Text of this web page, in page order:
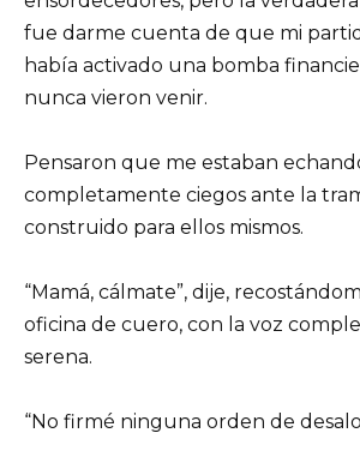
fue darme cuenta de que mi
había activado una bomba
nunca vieron venir.
Pensaron que me estaban
completamente ciegos ante la
construido para ellos mismos.
“Mamá, cálmate”, dije,
oficina de cuero, con la voz
serena.
“No firmé ninguna orden de